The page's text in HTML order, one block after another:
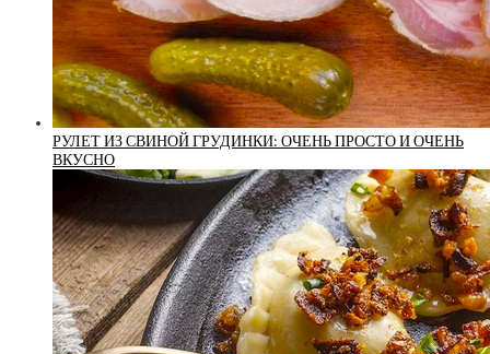
РУЛЕТ ИЗ СВИНОЙ ГРУДИНКИ: ОЧЕНЬ ПРОСТО И ОЧЕНЬ
ВКУСНО